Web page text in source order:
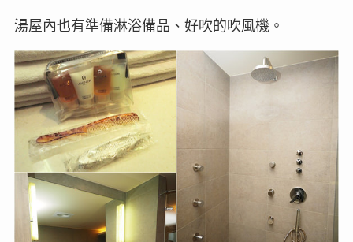
湯屋內也有準備淋浴備品、好吹的吹風機。